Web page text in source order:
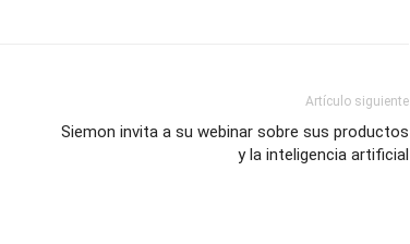
Artículo siguiente
Siemon invita a su webinar sobre sus productos
y la inteligencia artificial